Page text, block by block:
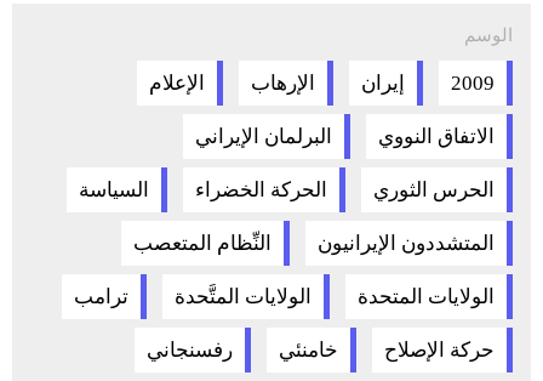
الوسم
2009 إيران الإرهاب الإعلام
الاتفاق النووي البرلمان الإيراني
الحرس الثوري الحركة الخضراء السياسة
المتشددون الإيرانيون النِّظام المتعصب
الولايات المتحدة الولايات المتَّحدة ترامب
حركة الإصلاح خامنئي رفسنجاني